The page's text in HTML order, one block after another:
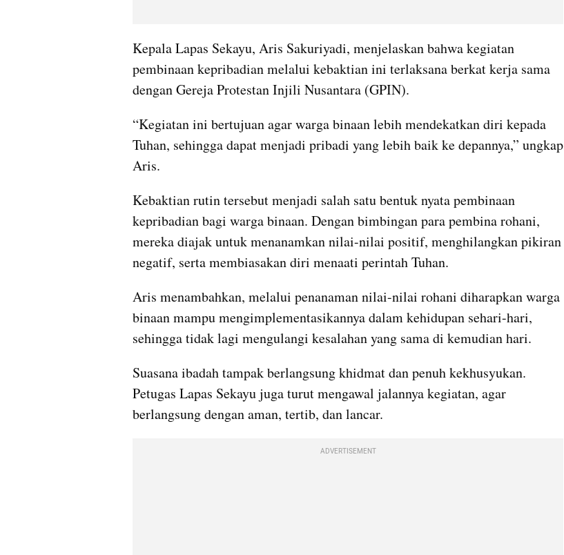
Kepala Lapas Sekayu, Aris Sakuriyadi, menjelaskan bahwa kegiatan
pembinaan kepribadian melalui kebaktian ini terlaksana berkat kerja sama
dengan Gereja Protestan Injili Nusantara (GPIN).
“Kegiatan ini bertujuan agar warga binaan lebih mendekatkan diri kepada
Tuhan, sehingga dapat menjadi pribadi yang lebih baik ke depannya,” ungkap
Aris.
Kebaktian rutin tersebut menjadi salah satu bentuk nyata pembinaan
kepribadian bagi warga binaan. Dengan bimbingan para pembina rohani,
mereka diajak untuk menanamkan nilai-nilai positif, menghilangkan pikiran
negatif, serta membiasakan diri menaati perintah Tuhan.
Aris menambahkan, melalui penanaman nilai-nilai rohani diharapkan warga
binaan mampu mengimplementasikannya dalam kehidupan sehari-hari,
sehingga tidak lagi mengulangi kesalahan yang sama di kemudian hari.
Suasana ibadah tampak berlangsung khidmat dan penuh kekhusyukan.
Petugas Lapas Sekayu juga turut mengawal jalannya kegiatan, agar
berlangsung dengan aman, tertib, dan lancar.
ADVERTISEMENT